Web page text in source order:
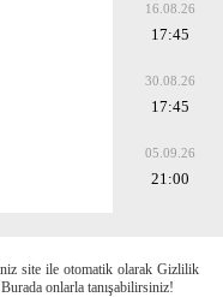
16.08.26
17:45
30.08.26
17:45
05.09.26
21:00
site ile otomatik olarak Gizlilik
onlarla tanışabilirsiniz!